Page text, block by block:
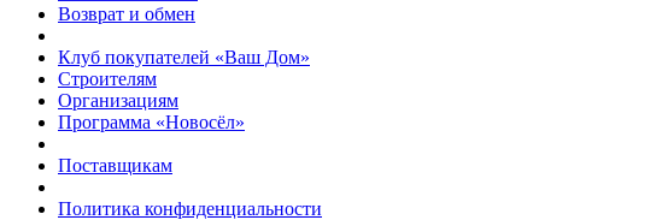
Возврат и обмен
Клуб покупателей «Ваш Дом»
Строителям
Организациям
Программа «Новосёл»
Поставщикам
Политика конфиденциальности